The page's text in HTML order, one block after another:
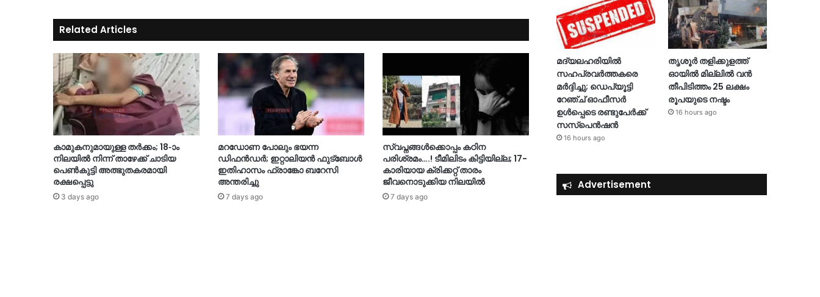
Related Articles
കാമുകനുമായുള്ള തർക്കം; 18-ാം
നിലയിൽ നിന്ന് താഴേക്ക് ചാടിയ
പെൺകുട്ടി അത്ഭുതകരമായി
രക്ഷപ്പെട്ടു
3 days ago
മറഡോണ പോലും ഭയന്ന
ഡിഫൻഡർ; ഇറ്റാലിയൻ ഫുട്ബോൾ
ഇതിഹാസം ഫ്രാങ്കോ ബറേസി
അന്തരിച്ചു
7 days ago
സ്വപ്നങ്ങൾക്കൊപ്പം കഠിന
പരിശ്രമം….! ടീമിലിടം കിട്ടിയില്ല; 17-
കാരിയായ ക്രിക്കറ്റ് താരം
ജീവനൊടുക്കിയ നിലയിൽ
7 days ago
മദ്യലഹരിയിൽ
സഹപ്രവർത്തകരെ
മർദ്ദിച്ചു; ഡെപ്യൂട്ടി
റേഞ്ച് ഓഫീസർ
ഉൾപ്പെടെ രണ്ടുപേർക്ക്
സസ്‌പെൻഷൻ
16 hours ago
തൃശൂര്‍ തളിക്കുളത്ത്
ഓയില്‍ മില്ലില്‍ വൻ
തീപിടിത്തം 25 ലക്ഷം
രൂപയുടെ നഷ്ടം
16 hours ago
Advertisement